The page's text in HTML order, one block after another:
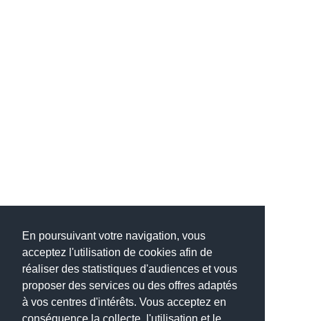
En poursuivant votre navigation, vous
acceptez l'utilisation de cookies afin de
réaliser des statistiques d'audiences et vous
proposer des services ou des offres adaptés
à vos centres d'intérêts. Vous acceptez en